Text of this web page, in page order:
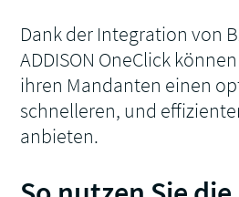
Dank der Integration von
ADDISON OneClick
ihren Mandanten einen
schnelleren, und
anbieten.